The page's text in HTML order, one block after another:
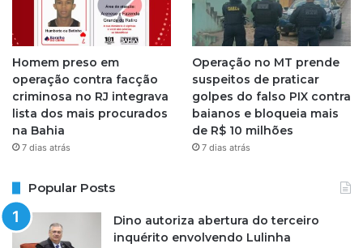
Homem preso em
operação contra facção
criminosa no RJ integrava
lista dos mais procurados
na Bahia
7 dias atrás
Operação no MT prende
suspeitos de praticar
golpes do falso PIX contra
baianos e bloqueia mais
de R$ 10 milhões
7 dias atrás
Popular Posts
Dino autoriza abertura do terceiro
inquérito envolvendo Lulinha